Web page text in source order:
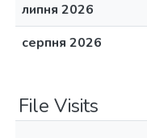
липня 2026
серпня 2026
File Visits